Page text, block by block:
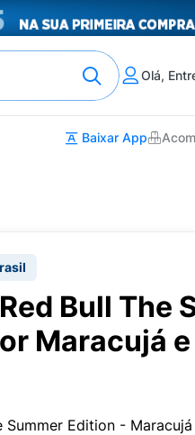
Olá,
Baixar App
Bull The
Maracujá
Summer Edition -